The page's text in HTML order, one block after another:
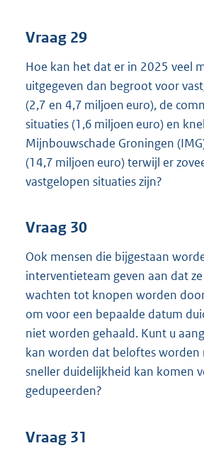
Vraag 29
Hoe kan het dat er in 2025 veel
uitgegeven dan begroot voor
(2,7 en 4,7 miljoen euro), de
situaties (1,6 miljoen euro) en
Mijnbouwschade Groningen
(14,7 miljoen euro) terwijl er
vastgelopen situaties zijn?
Vraag 30
Ook mensen die bijgestaan
interventieteam geven aan dat
wachten tot knopen worden
om voor een bepaalde datum
niet worden gehaald. Kunt u
kan worden dat beloftes worden
sneller duidelijkheid kan komen
gedupeerden?
Vraag 31